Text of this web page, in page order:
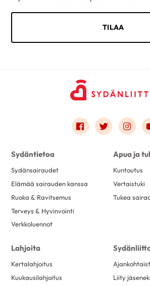
Link to facebook
Link toLink
Sydäntietoa
Sydänsairaudet
Elämää sairauden kanssa
Ruoka & Ravitsemus
Terveys & Hyvinvointi
Verkkoluennot
Apua ja
Kuntoutus
Vertaistuki
Tukea
Lahjoita
Kertalahjoitus
Kuukausilahjoitus
Liity